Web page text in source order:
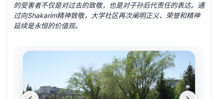
的受害者不仅是对过去的致敬，也是对子孙后代责任的表达。通
过向Shakarim精神致敬，大学社区再次阐明正义、荣誉和精神
延续是永恒的价值观。